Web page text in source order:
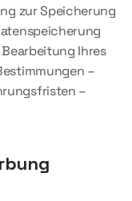
zur Speicherung
Ihres
–
–